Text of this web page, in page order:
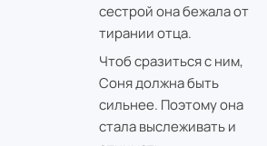
сестрой она бежала от
тирании отца.
Чтоб сразиться с ним,
Соня должна быть
сильнее. Поэтому она
стала выслеживать и